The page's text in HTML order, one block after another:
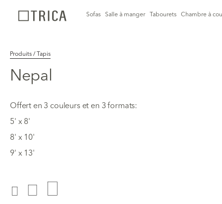
Sofas Salle à manger Tabourets Chambre à
Produits / Tapis
Nepal
Offert en 3 couleurs et en 3 formats:
5' x 8'
8' x 10'
9' x 13'